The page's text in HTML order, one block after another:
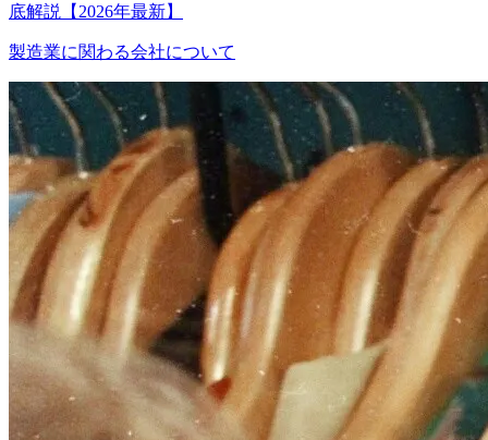
底解説【2026年最新】
製造業に関わる会社について